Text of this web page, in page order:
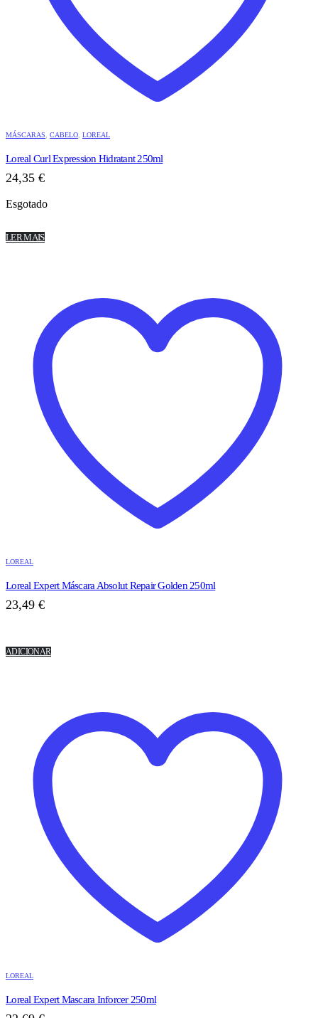
MÁSCARAS, CABELO, LOREAL
Loreal Curl Expression Hidratant 250ml
24,35 €
Esgotado
LER MAIS
LOREAL
Loreal Expert Máscara Absolut Repair Golden 250ml
23,49 €
ADICIONAR
LOREAL
Loreal Expert Mascara Inforcer 250ml